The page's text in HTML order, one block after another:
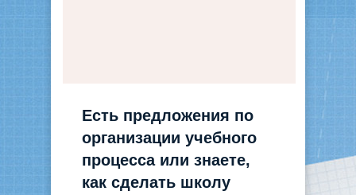
Есть предложения по
организации учебного
процесса или знаете,
как сделать школу